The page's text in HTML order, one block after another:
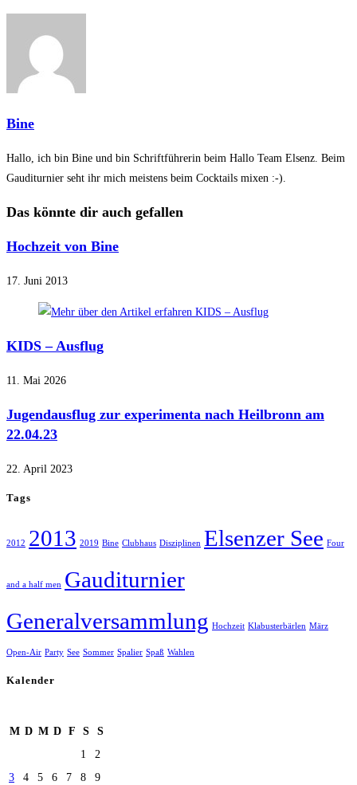
Bine
Hallo, ich bin Bine und bin Schriftführerin beim Hallo Team Elsenz. Beim
Gauditurnier seht ihr mich meistens beim Cocktails mixen :-).
Das könnte dir auch gefallen
Hochzeit von Bine
17. Juni 2013
KIDS – Ausflug
11. Mai 2026
Jugendausflug zur experimenta nach Heilbronn am
22.04.23
22. April 2023
Tags
2012 2013 2019 Bine Clubhaus Disziplinen Elsenzer See Four
and a half men Gauditurnier
Generalversammlung Hochzeit Klabusterbärlen März
Open-Air Party See Sommer Spalier Spaß Wahlen
Kalender
M D M D F S
S
1
2
3
4 5 6 7 8
9